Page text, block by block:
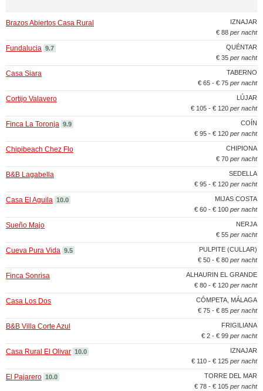
IZNAJAR
Brazos Abiertos Casa Rural
€ 88 per nacht
QUÉNTAR
Fundalucia 9.7
€ 35 per nacht
TABERNO
Casa Siara
€ 65 - € 75 per nacht
LÚJAR
Cortijo Valavero
€ 105 - € 120 per nacht
COÍN
Finca La Toronja 9.9
€ 95 - € 120 per nacht
CHIPIONA
Chipibeach Chez Flo
€ 70 per nacht
SEDELLA
B&B Lagabella
€ 95 - € 120 per nacht
MIJAS COSTA
Casa El Aguila 10.0
€ 60 - € 100 per nacht
NERJA
Sueño Majo
€ 55 per nacht
PULPITE (CULLAR)
Cueva Pura Vida 9.5
€ 50 - € 80 per nacht
ALHAURIN EL GRANDE
Finca Sonrisa
€ 80 - € 120 per nacht
CÓMPETA, MÁLAGA
Casa Los Dos
€ 75 - € 85 per nacht
FRIGILIANA
B&B Villa Corte Azul
€ 2 - € 99 per nacht
IZNAJAR
Casa Rural El Olivar 10.0
€ 110 - € 125 per nacht
TORRE DEL MAR
El Pajarero 10.0
€ 78 - € 105 per nacht